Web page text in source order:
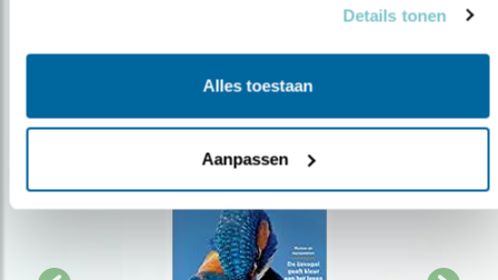
Details tonen
Alles toestaan
Aanpassen